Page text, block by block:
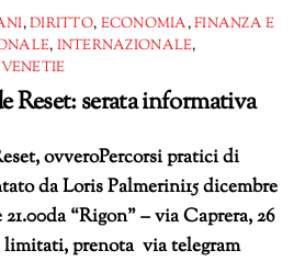
,DIRITTO, ECONOMIA,FINANZA E
, INTERNAZIONALE,
VENETIE
Reset: serata informativa
ovveroPercorsi pratici di
da Loris Palmerini15 dicembre
“Rigon” – via Caprera, 26
prenota via telegram